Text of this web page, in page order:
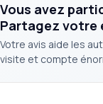
Vous avez
Partagez votre
Votre avis aide les
visite et compte